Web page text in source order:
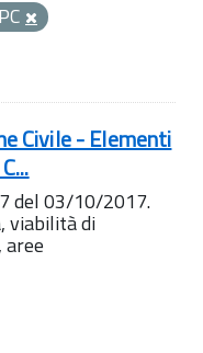
Civile - Elementi
del 03/10/2017.
viabilità di
aree